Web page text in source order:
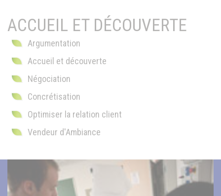
ACCUEIL ET DÉCOUVERTE
Argumentation
Accueil et découverte
Négociation
Concrétisation
Optimiser la relation client
Vendeur d'Ambiance